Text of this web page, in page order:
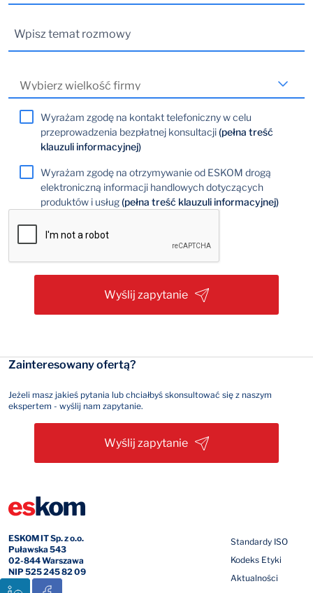
Wyrażam zgodę na kontakt telefoniczny w celu
przeprowadzenia bezpłatnej konsultacji(pełna treść
klauzuli informacyjnej)
Wyrażam zgodę na otrzymywanie od ESKOM drogą
elektroniczną informacji handlowych dotyczących
produktów i usług(pełna treść klauzuli informacyjnej)
Wyślij zapytanie
ESKOM IT Sp. z o.o.
Puławska 543
02-844 Warszawa
NIP 525 245 82 09
Standardy ISO
Kodeks Etyki
Aktualności
Zainteresowany ofertą?
Jeżeli masz jakieś pytania lub chciałbyś skonsultować się z naszym
ekspertem - wyślij nam zapytanie.
Wyślij zapytanie